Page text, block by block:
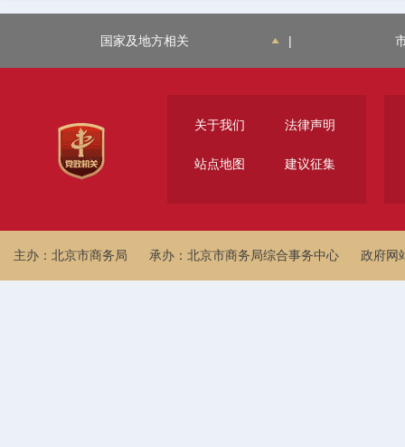
国家及地方相关 |
关于我们 法律声明
站点地图 建议征集
主办：北京市商务局 承办：北京市商务局综合事务中心 政府网